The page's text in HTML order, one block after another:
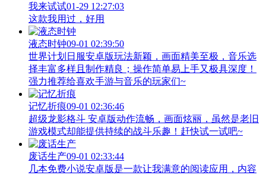
我来试试01-29 12:27:03
这款我用过，好用
液态时钟09-01 02:39:50
世界计划日服安卓版玩法新颖，画面精美至极，音乐选
择丰富多样且制作精良；操作简单易上手又极具深度！
强力推荐给喜欢手游与音乐的玩家们~
记忆折痕09-01 02:36:46
超级龙影格斗 安卓版动作流畅，画面炫丽，虽然是老旧
游戏模式却能提供持续的战斗乐趣！赶快试一试吧~
废话生产09-01 02:33:44
几本免费小说安卓版是一款让我满意的阅读应用，内容